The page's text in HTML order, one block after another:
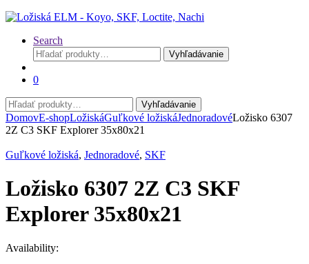
Search
Hľadať:
Vyhľadávanie
0
Hľadať:
Vyhľadávanie
DomovE-shopLožiskáGuľkové ložiskáJednoradovéLožisko 6307
2Z C3 SKF Explorer 35x80x21
Guľkové ložiská, Jednoradové, SKF
Ložisko 6307 2Z C3 SKF
Explorer 35x80x21
Availability: